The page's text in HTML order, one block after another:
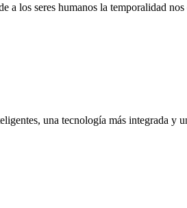
los seres humanos la temporalidad
una tecnología más integrada y